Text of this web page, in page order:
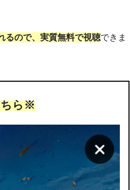
るので、実質無料で視聴できま
ちら※